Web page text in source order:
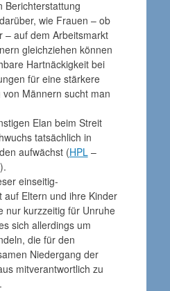
Berichterstattung
wie Frauen – ob
– auf dem Arbeitsmarkt
gleichziehen können
Hartnäckigkeit bei
für eine stärkere
Männern sucht man
Elan beim Streit
tatsächlich in
aufwächst (HPL–
).
einseitig-
auf Eltern und ihre Kinder
nur kurzzeitig für Unruhe
sich allerdings um
die für den
Niedergang der
mitverantwortlich zu